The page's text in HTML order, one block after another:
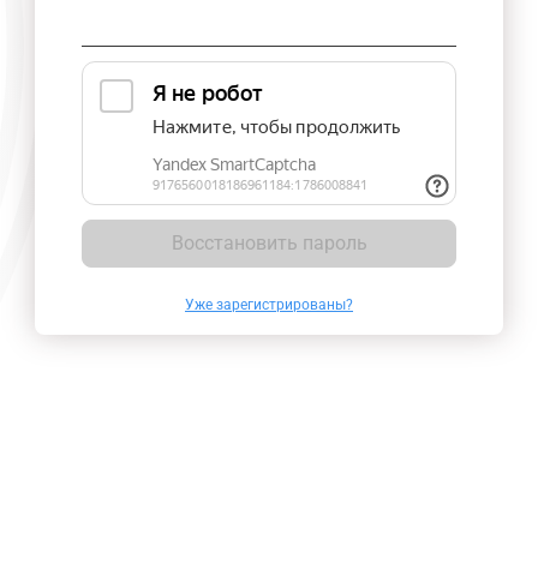
Восстановить пароль
Уже зарегистрированы?